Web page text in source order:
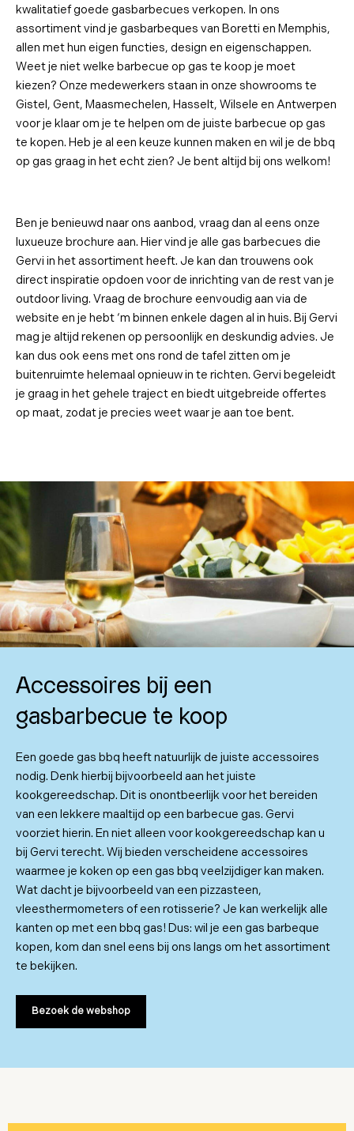
kwalitatief goede gasbarbecues verkopen. In ons
assortiment vind je gasbarbeques van Boretti en Memphis,
allen met hun eigen functies, design en eigenschappen.
Weet je niet welke barbecue op gas te koop je moet
kiezen? Onze medewerkers staan in onze showrooms te
Gistel, Gent, Maasmechelen, Hasselt, Wilsele en Antwerpen
voor je klaar om je te helpen om de juiste barbecue op gas
te kopen. Heb je al een keuze kunnen maken en wil je de bbq
op gas graag in het echt zien? Je bent altijd bij ons welkom!
Ben je benieuwd naar ons aanbod, vraag dan al eens onze
luxueuze brochure aan. Hier vind je alle gas barbecues die
Gervi in het assortiment heeft. Je kan dan trouwens ook
direct inspiratie opdoen voor de inrichting van de rest van je
outdoor living. Vraag de brochure eenvoudig aan via de
website en je hebt ‘m binnen enkele dagen al in huis. Bij Gervi
mag je altijd rekenen op persoonlijk en deskundig advies. Je
kan dus ook eens met ons rond de tafel zitten om je
buitenruimte helemaal opnieuw in te richten. Gervi begeleidt
je graag in het gehele traject en biedt uitgebreide offertes
op maat, zodat je precies weet waar je aan toe bent.
Accessoires bij een
gasbarbecue te koop
Een goede gas bbq heeft natuurlijk de juiste accessoires
nodig. Denk hierbij bijvoorbeeld aan het juiste
kookgereedschap. Dit is onontbeerlijk voor het bereiden
van een lekkere maaltijd op een barbecue gas. Gervi
voorziet hierin. En niet alleen voor kookgereedschap kan u
bij Gervi terecht. Wij bieden verscheidene accessoires
waarmee je koken op een gas bbq veelzijdiger kan maken.
Wat dacht je bijvoorbeeld van een pizzasteen,
vleesthermometers of een rotisserie? Je kan werkelijk alle
kanten op met een bbq gas! Dus: wil je een gas barbeque
kopen, kom dan snel eens bij ons langs om het assortiment
te bekijken.
Bezoek de webshop